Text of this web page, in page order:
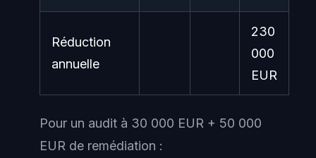
Réduction
annuelle
230
000
EUR
Pour un audit à 30 000 EUR + 50 000
EUR de remédiation :